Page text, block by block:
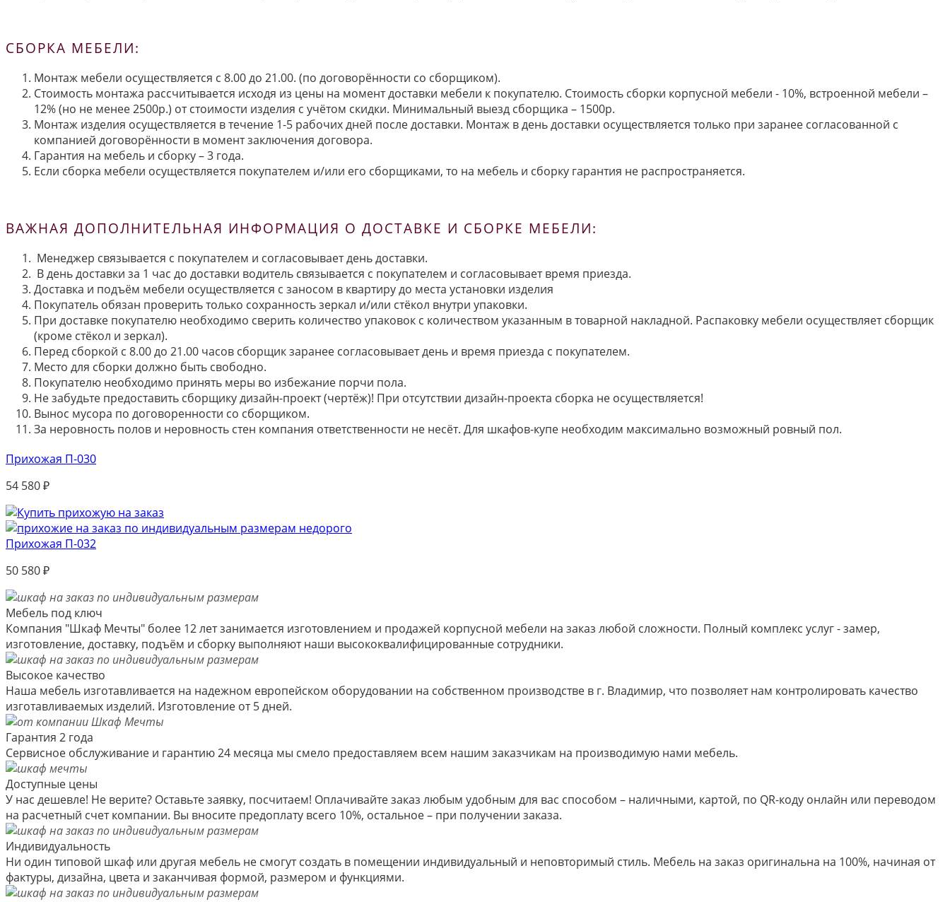
СБОРКА МЕБЕЛИ:
Монтаж мебели осуществляется с 8.00 до 21.00. (по договорённости со сборщиком).
Стоимость монтажа рассчитывается исходя из цены на момент доставки мебели к покупателю. Стоимость сборки корпусной мебели - 10%, встроенной мебели –
12% (но не менее 2500р.) от стоимости изделия с учётом скидки. Минимальный выезд сборщика – 1500р.
Монтаж изделия осуществляется в течение 1-5 рабочих дней после доставки. Монтаж в день доставки осуществляется только при заранее согласованной с
компанией договорённости в момент заключения договора.
Гарантия на мебель и сборку – 3 года.
Если сборка мебели осуществляется покупателем и/или его сборщиками, то на мебель и сборку гарантия не распространяется.
ВАЖНАЯ ДОПОЛНИТЕЛЬНАЯ ИНФОРМАЦИЯ О ДОСТАВКЕ И СБОРКЕ МЕБЕЛИ:
Менеджер связывается с покупателем и согласовывает день доставки.
В день доставки за 1 час до доставки водитель связывается с покупателем и согласовывает время приезда.
Доставка и подъём мебели осуществляется с заносом в квартиру до места установки изделия
Покупатель обязан проверить только сохранность зеркал и/или стёкол внутри упаковки.
При доставке покупателю необходимо сверить количество упаковок с количеством указанным в товарной накладной. Распаковку мебели осуществляет сборщик
(кроме стёкол и зеркал).
Перед сборкой с 8.00 до 21.00 часов сборщик заранее согласовывает день и время приезда с покупателем.
Место для сборки должно быть свободно.
Покупателю необходимо принять меры во избежание порчи пола.
Не забудьте предоставить сборщику дизайн-проект (чертёж)! При отсутствии дизайн-проекта сборка не осуществляется!
Вынос мусора по договоренности со сборщиком.
За неровность полов и неровность стен компания ответственности не несёт. Для шкафов-купе необходим максимально возможный ровный пол.
Прихожая П-030
54 580₽
Прихожая П-032
50 580₽
Мебель под ключ
Компания "Шкаф Мечты" более 12 лет занимается изготовлением и продажей корпусной мебели на заказ любой сложности. Полный комплекс услуг - замер,
изготовление, доставку, подъём и сборку выполняют наши высококвалифицированные сотрудники.
Высокое качество
Наша мебель изготавливается на надежном европейском оборудовании на собственном производстве в г. Владимир, что позволяет нам контролировать качество
изготавливаемых изделий. Изготовление от 5 дней.
Гарантия 2 года
Сервисное обслуживание и гарантию 24 месяца мы смело предоставляем всем нашим заказчикам на производимую нами мебель.
Доступные цены
У нас дешевле! Не верите? Оставьте заявку, посчитаем! Оплачивайте заказ любым удобным для вас способом – наличными, картой, по QR-коду онлайн или переводом
на расчетный счет компании. Вы вносите предоплату всего 10%, остальное – при получении заказа.
Индивидуальность
Ни один типовой шкаф или другая мебель не смогут создать в помещении индивидуальный и неповторимый стиль. Мебель на заказ оригинальна на 100%, начиная от
фактуры, дизайна, цвета и заканчивая формой, размером и функциями.